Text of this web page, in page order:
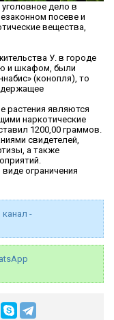
дело в
посеве и
вещества,
У. в городе
и шкафом, были
(конопля), то
растения являются
наркотические
1200,00 граммов.
свидетелей,
а также
ограничения
-